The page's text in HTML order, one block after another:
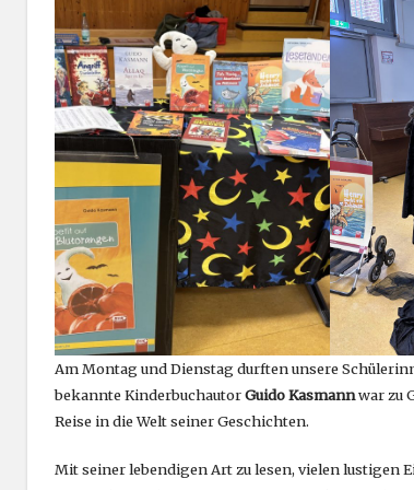
Am Montag und Dienstag durften unsere
bekannte KinderbuchautorGuido Kasmannwar zu
Reise in die Welt seiner Geschichten.
Mit seiner lebendigen Art zu lesen, vielen lustigen